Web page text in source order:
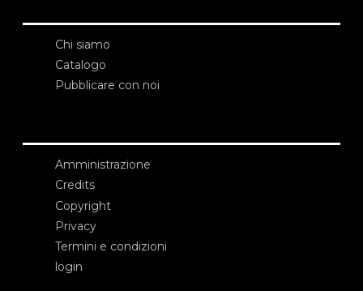
Chi siamo
Catalogo
Pubblicare con noi
Amministrazione
Credits
Copyright
Privacy
Termini e condizioni
login